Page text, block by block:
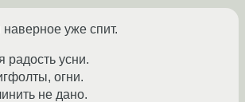
уже спит.
радость усни.
огни.
не дано.